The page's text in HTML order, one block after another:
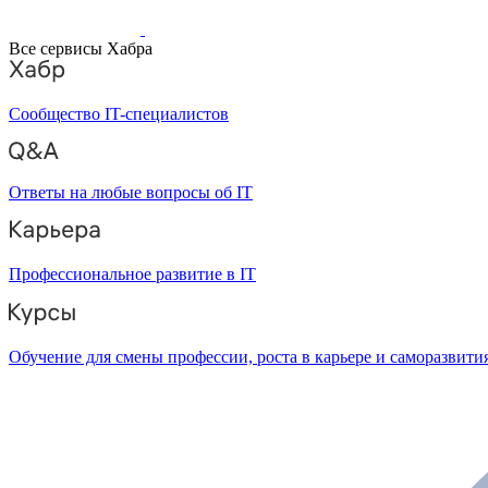
Все сервисы Хабра
Сообщество IT-специалистов
Ответы на любые вопросы об IT
Профессиональное развитие в IT
Обучение для смены профессии, роста в карьере и